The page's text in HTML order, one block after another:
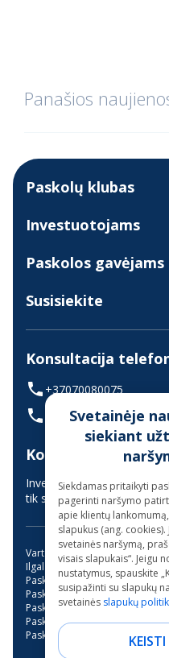
Panašios
Paskolų klubas
Investuotojams
Paskolos gavėjams
Susisiekite
Konsultacija
+37070080075
(skambinant iš
Konsultavimas
Investuotojų
tik suderinus laiką iš
Vartojimo paskola
Kreditas
Ilgalaikės paskolos be užstato
Paskola su bendraskoliu
Paskola su verslo liudijimu
Paskola be pabrangimo
Paskola garažo įsirengimui
Paskola motociklui
Svetainėje
siekiant
Siekdamas pritaikyti
pagerinti naršymo
apie klientų
slapukus (ang.
svetainės naršymą,
visais slapukais“. Jeigu
nustatymus, spauskite
susipažinti su slapukų
svetainės slapukų